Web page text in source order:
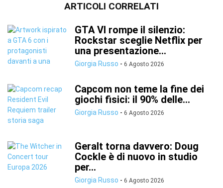
ARTICOLI CORRELATI
GTA VI rompe il silenzio:
Rockstar sceglie Netflix per
una presentazione...
Giorgia Russo - 6 Agosto 2026
Capcom non teme la fine dei
giochi fisici: il 90% delle...
Giorgia Russo - 6 Agosto 2026
Geralt torna davvero: Doug
Cockle è di nuovo in studio
per...
Giorgia Russo - 6 Agosto 2026